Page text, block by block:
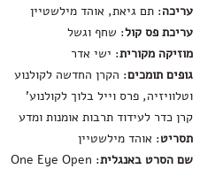
עריכה: תם גיאת, אוהד מילשטיין
עריכת פס קול: שחף וגשל
מוזיקה מקורית: ישי אדר
גופים תומכים: הקרן החדשה לקולנוע
וטלוויזיה, פרס וייל בלוך לקולנוע'
קרן כדר לעידוד תרבות אומנות ומדע
תסריט: אוהד מילשטיין
שם הסרט באנגלית:
One Eye Open